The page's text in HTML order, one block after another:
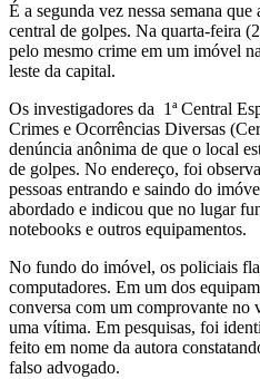
É a segunda vez nessa semana
central de golpes. Na quarta-feira
pelo mesmo crime em um imóvel
leste da capital.
Os investigadores da 1ª Central
Crimes e Ocorrências Diversas
denúncia anônima de que o local
de golpes. No endereço, foi
pessoas entrando e saindo do
abordado e indicou que no lugar
notebooks e outros equipamentos.
No fundo do imóvel, os policiais
computadores. Em um dos
conversa com um comprovante
uma vítima. Em pesquisas, foi
feito em nome da autora
falso advogado.